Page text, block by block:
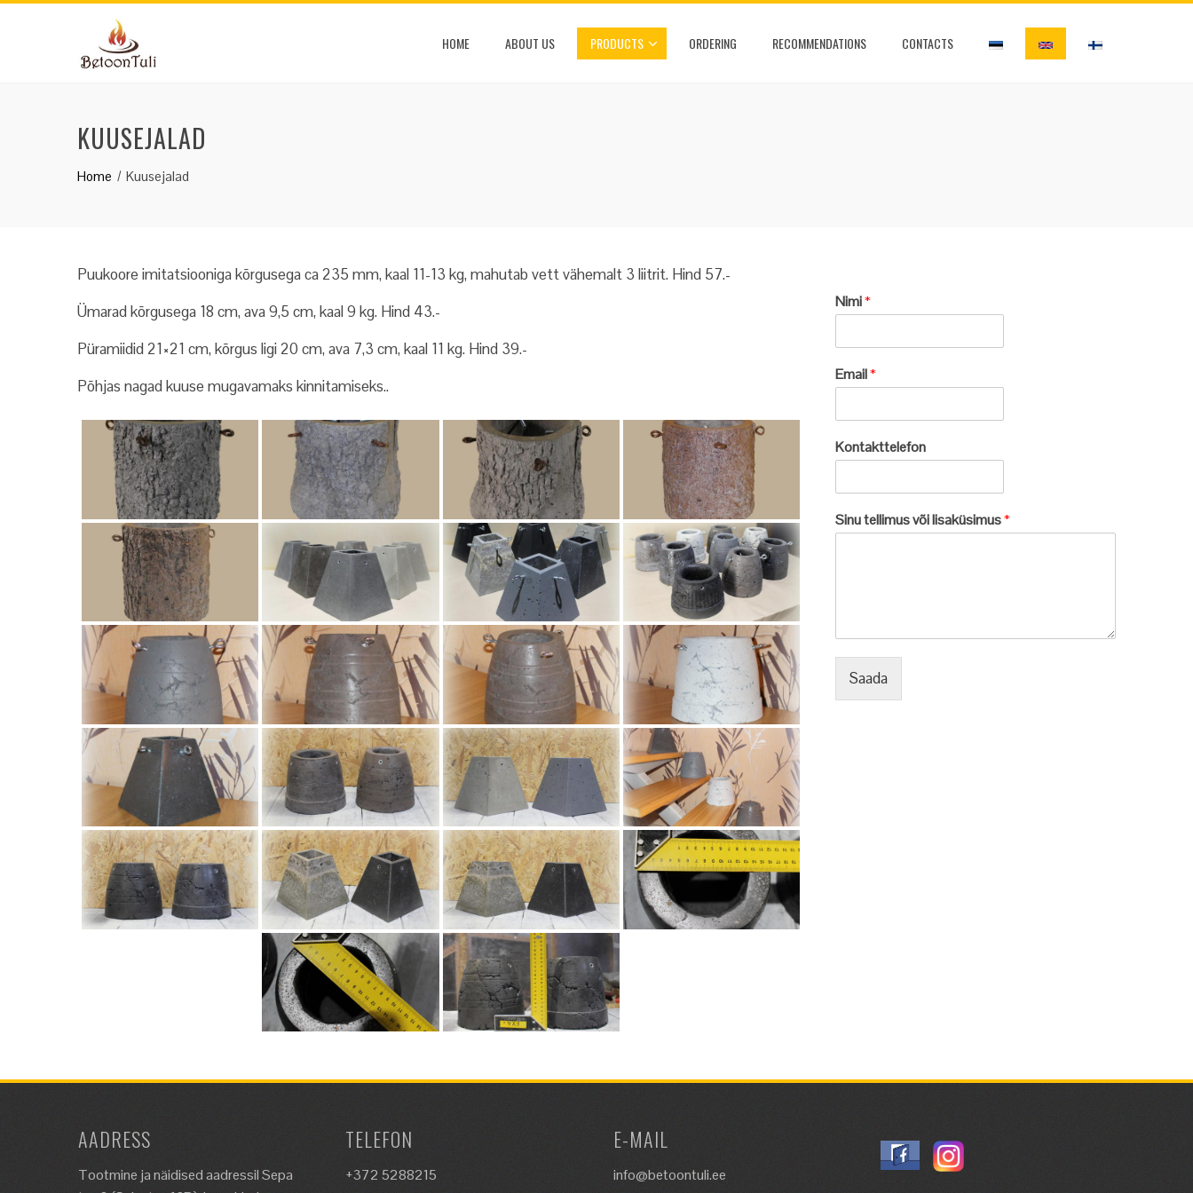
HOME ABOUT US PRODUCTS ORDERING RECOMMENDATIONS CONTACTS
KUUSEJALAD
Home Kuusejalad
Puukoore imitatsiooniga kõrgusega ca 235 mm, kaal 11-13 kg, mahutab vett vähemalt 3 liitrit. Hind 57.-
Ümarad kõrgusega 18 cm, ava 9,5 cm, kaal 9 kg. Hind 43.-
Püramiidid 21×21 cm, kõrgus ligi 20 cm, ava 7,3 cm, kaal 11 kg. Hind 39.-
Põhjas nagad kuuse mugavamaks kinnitamiseks..
Nimi*
Email*
Kontakttelefon
Sinu tellimus või lisaküsimus*
Saada
AADRESS
Tootmine ja näidised aadressil Sepa
TELEFON
+372 5288215
E-MAIL
info@betoontuli.ee